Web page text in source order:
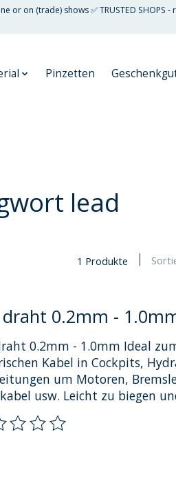
(trade) shows ✅ TRUSTED SHOPS -
Pinzetten
lead
1 Produkte
draht 0.2mm -
0.2mm - 1.0mm Ideal
Kabel in Cockpits,
um Motoren,
usw. Leicht zu biegen
dieses Produkts ist